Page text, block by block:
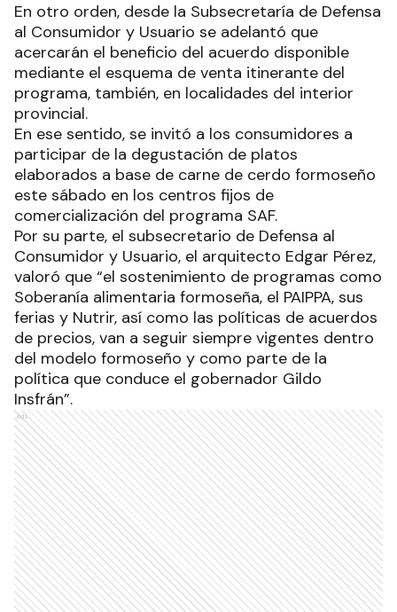
En otro orden, desde la Subsecretaría de Defensa
al Consumidor y Usuario se adelantó que
acercarán el beneficio del acuerdo disponible
mediante el esquema de venta itinerante del
programa, también, en localidades del interior
provincial.
En ese sentido, se invitó a los consumidores a
participar de la degustación de platos
elaborados a base de carne de cerdo formoseño
este sábado en los centros fijos de
comercialización del programa SAF.
Por su parte, el subsecretario de Defensa al
Consumidor y Usuario, el arquitecto Edgar Pérez,
valoró que “el sostenimiento de programas como
Soberanía alimentaria formoseña, el PAIPPA, sus
ferias y Nutrir, así como las políticas de acuerdos
de precios, van a seguir siempre vigentes dentro
del modelo formoseño y como parte de la
política que conduce el gobernador Gildo
Insfrán”.
Ads